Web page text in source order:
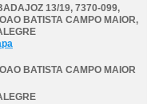
13/19, 7370-099,
BATISTA CAMPO MAIOR,
BATISTA CAMPO MAIOR